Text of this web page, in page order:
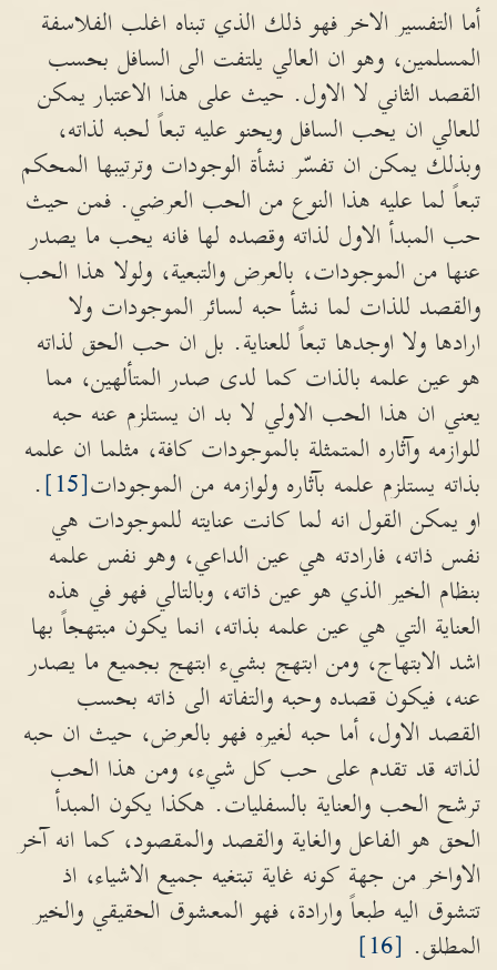
أما التفسير الاخر فهو ذلك الذي تبناه اغلب الفلاسفة
المسلمين، وهو ان العالي يلتفت الى السافل بحسب
القصد الثاني لا الاول. حيث على هذا الاعتبار يمكن
للعالي ان يحب السافل ويحنو عليه تبعاً لحبه لذاته،
وبذلك يمكن ان تفسّر نشأة الوجودات وترتيبها المحكم
تبعاً لما عليه هذا النوع من الحب العرضي. فمن حيث
حب المبدأ الاول لذاته وقصده لها فانه يحب ما يصدر
عنها من الموجودات، بالعرض والتبعية، ولولا هذا الحب
والقصد للذات لما نشأ حبه لسائر الموجودات ولا
ارادها ولا اوجدها تبعاً للعناية. بل ان حب الحق لذاته
هو عين علمه بالذات كما لدى صدر المتألهين، مما
يعني ان هذا الحب الاولي لا بد ان يستلزم عنه حبه
للوازمه وآثاره المتمثلة بالموجودات كافة، مثلما ان علمه
بذاته يستلزم علمه بآثاره ولوازمه من الموجودات[15]
.
او يمكن القول انه لما كانت عنايته للموجودات هي
نفس ذاته، فارادته هي عين الداعي، وهو نفس علمه
بنظام الخير الذي هو عين ذاته، وبالتالي فهو في هذه
العناية التي هي عين علمه بذاته، انما يكون مبتهجاً بها
اشد الابتهاج، ومن ابتهج بشيء ابتهج بجميع ما يصدر
عنه، فيكون قصده وحبه والتفاته الى ذاته بحسب
القصد الاول، أما حبه لغيره فهو بالعرض، حيث ان حبه
لذاته قد تقدم على حب كل شيء، ومن هذا الحب
ترشح الحب والعناية بالسفليات. هكذا يكون المبدأ
الحق هو الفاعل والغاية والقصد والمقصود، كما انه آخر
الاواخر من جهة كونه غاية تبتغيه جميع الاشياء، اذ
تتشوق اليه طبعاً وارادة، فهو المعشوق الحقيقي والخير
المطلق. [16]